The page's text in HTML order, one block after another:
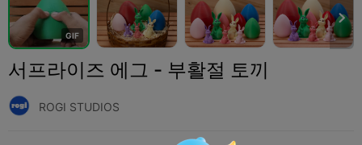
GIF

서프라이즈 에그 - 부활절 토끼
ROGI STUDIOS